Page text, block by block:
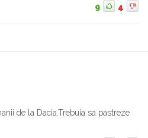
9 4
de la Dacia.Trebuia sa pastreze